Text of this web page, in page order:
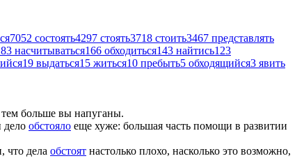
7052 состоять4297 стоять3718 стоить3467 представлять
насчитываться166 обходиться143 найтись123
19 выдаться15 житься10 пребыть5 обходящийся3 явить
больше вы напуганы.
обстояло еще хуже: большая часть помощи в развитии
что дела обстоят настолько плохо, насколько это возможно,